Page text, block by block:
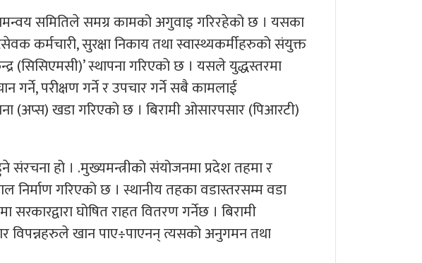
समितिले समग्र कामको अगुवाइ गरिरहेको छ । यसका
कर्मचारी, सुरक्षा निकाय तथा स्वास्थ्यकर्मीहरुको संयुक्त
(सिसिएमसी)’ स्थापना गरिएको छ । यसले युद्धस्तरमा
गर्ने, परीक्षण गर्ने र उपचार गर्ने सबै कामलाई
(अप्स) खडा गरिएको छ । बिरामी ओसारपसार (पिआरटी)
संरचना हो । .मुख्यमन्त्रीको संयोजनमा प्रदेश तहमा र
निर्माण गरिएको छ । स्थानीय तहका वडास्तरसम्म वडा
घोषित राहत वितरण गर्नेछ । बिरामी
विपन्नहरुले खान पाए÷पाएनन् त्यसको अनुगमन तथा